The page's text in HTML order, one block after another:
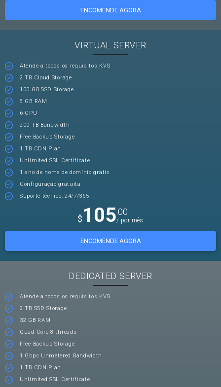
ENCOMENDE AGORA
VIRTUAL SERVER
Atende a todos os requisitos KVS
2 TB Cloud Storage
100 GB SSD Storage
8 GB RAM
6 CPU
200 TB Bandwidth
Free Backup Storage
1 TB CDN Plan
Unlimited SSL Certificate
1 ano de nome de domínio grátis
Configuração gratuita
Suporte técnico: 24/7/365
$105.00
/ por mês
ENCOMENDE AGORA
DEDICATED SERVER
Atende a todos os requisitos KVS
2 TB SSD Storage
32 GB RAM
Quad-Core 8 threads
Free Backup Storage
1 Gbps Unmetered Bandwidth
1 TB CDN Plan
Unlimited SSL Certificate